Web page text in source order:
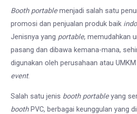
Booth portablemenjadi salah satu
promosi dan penjualan produk baik
Jenisnya yang portable, memudahkan
pasang dan dibawa kemana-mana,
digunakan oleh perusahaan atau
event.
Salah satu jenis booth portableyang
boothPVC, berbagai keunggulan yang